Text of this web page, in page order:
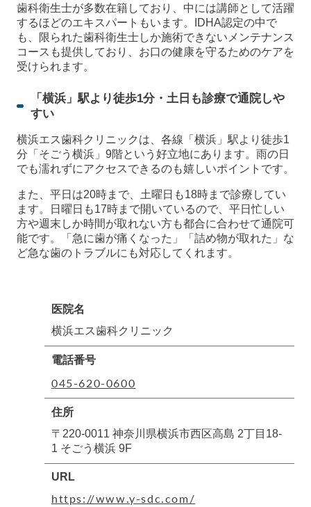
歯科衛生士が多数在籍しており、中には講師として活躍
するほどのエキスパートもいます。IDHA認定の中で
も、限られた歯科衛生士しか施術できないメンテナンス
コースも提供しており、お口の健康を守るためのケアを
受けられます。
「横浜」駅より徒歩1分・土日も診療で通院しや
すい
横浜エス歯科クリニックは、各線「横浜」駅より徒歩1
分「そごう横浜」9階という好立地にあります。雨の日
でも濡れずにアクセスできるのも嬉しいポイントです。
また、平日は20時まで、土曜日も18時まで診療してい
ます。日曜日も17時まで開いているので、平日忙しい
方や週末しか時間が取れない方も都合に合わせて通院可
能です。「急に歯が痛くなった」「詰め物が取れた」な
ど急な歯のトラブルにも対応してくれます。
医院名
横浜エス歯科クリニック
電話番号
045-620-0600
住所
〒220-0011 神奈川県横浜市西区高島 2丁目18-
1 そごう横浜 9F
URL
https://www.y-sdc.com/